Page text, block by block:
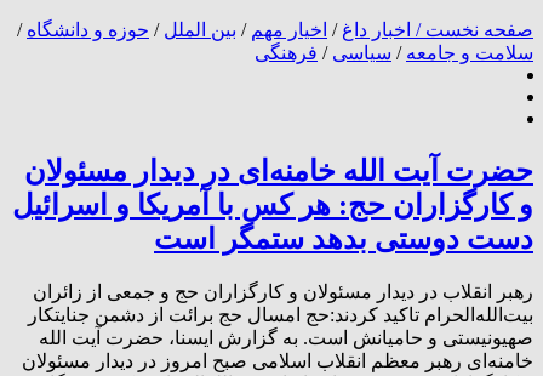
صفحه نخست / اخبار داغ / اخیار مهم / بین الملل / حوزه و دانشگاه /
سلامت و جامعه / سیاسی / فرهنگی
حضرت آیت الله خامنه‌ای در دیدار مسئولان
و کارگزاران حج: هر کس با آمریکا و اسرائیل
دست دوستی بدهد ستمگر است
رهبر انقلاب در دیدار مسئولان و کارگزاران حج و جمعی از زائران
بیت‌الله‌الحرام تاکید کردند:حج امسال حج برائت از دشمن جنایتکار
صهیونیستی و حامیانش است. به گزارش ایسنا، حضرت آیت الله
خامنه‌ای رهبر معظم انقلاب اسلامی صبح امروز در دیدار مسئولان